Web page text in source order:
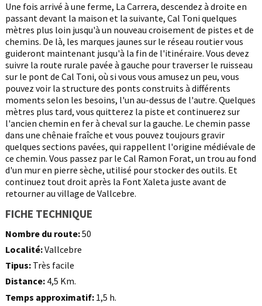
Une fois arrivé à une ferme, La Carrera, descendez à droite en
passant devant la maison et la suivante, Cal Toni quelques
mètres plus loin jusqu'à un nouveau croisement de pistes et de
chemins. De là, les marques jaunes sur le réseau routier vous
guideront maintenant jusqu'à la fin de l'itinéraire. Vous devez
suivre la route rurale pavée à gauche pour traverser le ruisseau
sur le pont de Cal Toni, où si vous vous amusez un peu, vous
pouvez voir la structure des ponts construits à différents
moments selon les besoins, l'un au-dessus de l'autre. Quelques
mètres plus tard, vous quitterez la piste et continuerez sur
l'ancien chemin en fer à cheval sur la gauche. Le chemin passe
dans une chênaie fraîche et vous pouvez toujours gravir
quelques sections pavées, qui rappellent l'origine médiévale de
ce chemin. Vous passez par le Cal Ramon Forat, un trou au fond
d'un mur en pierre sèche, utilisé pour stocker des outils. Et
continuez tout droit après la Font Xaleta juste avant de
retourner au village de Vallcebre.
FICHE TECHNIQUE
Nombre du route:50
Localité:Vallcebre
Tipus: Très facile
Distance: 4,5 Km.
Temps approximatif: 1,5 h.